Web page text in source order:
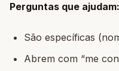
Perguntas que ajudam:
São específicas
Abrem com “me